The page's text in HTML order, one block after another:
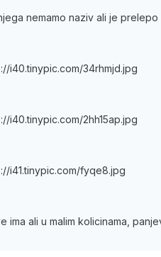
nemamo naziv ali je prelepo
i40.tinypic.com/34rhmjd.jpg
i40.tinypic.com/2hh15ap.jpg
i41.tinypic.com/fyqe8.jpg
ima ali u malim kolicinama,